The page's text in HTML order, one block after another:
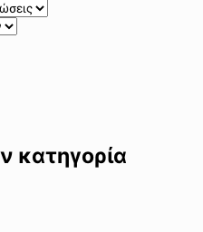
κατηγορία